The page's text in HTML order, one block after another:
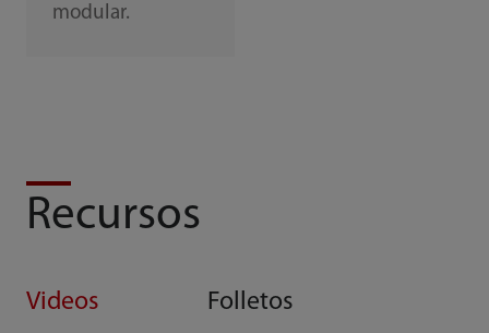
modular.
Recursos
Videos Folletos